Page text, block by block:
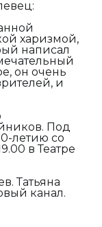
харизмой,
написал
он очень
и
Под
летию со
в Театре
Татьяна
канал.